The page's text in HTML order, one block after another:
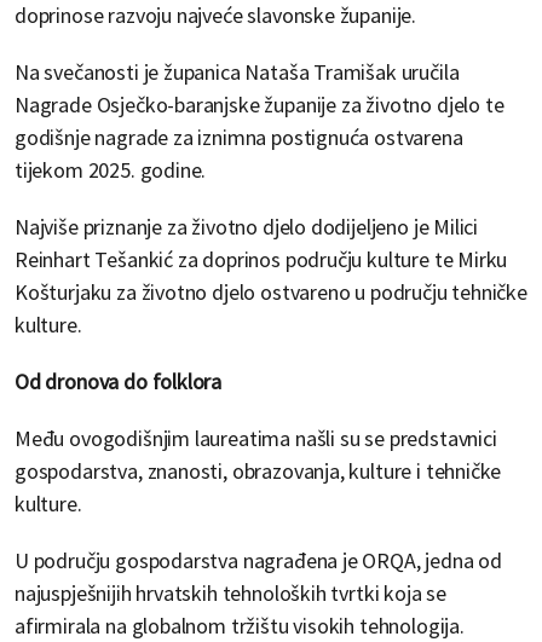
doprinose razvoju najveće slavonske županije.
Na svečanosti je županica Nataša Tramišak uručila
Nagrade Osječko-baranjske županije za životno djelo te
godišnje nagrade za iznimna postignuća ostvarena
tijekom 2025. godine.
Najviše priznanje za životno djelo dodijeljeno je Milici
Reinhart Tešankić za doprinos području kulture te Mirku
Košturjaku za životno djelo ostvareno u području tehničke
kulture.
Od dronova do folklora
Među ovogodišnjim laureatima našli su se predstavnici
gospodarstva, znanosti, obrazovanja, kulture i tehničke
kulture.
U području gospodarstva nagrađena je ORQA, jedna od
najuspješnijih hrvatskih tehnoloških tvrtki koja se
afirmirala na globalnom tržištu visokih tehnologija.